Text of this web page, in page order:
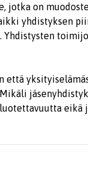
jotka on
yhdistyksen
Yhdistysten
eikä